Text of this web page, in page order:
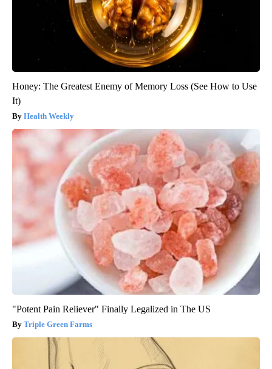
Honey: The Greatest Enemy of Memory Loss (See How to Use
It)
Health Weekly
"Potent Pain Reliever" Finally Legalized in The US
Triple Green Farms